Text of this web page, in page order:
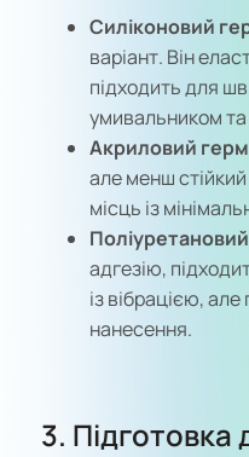
Силіконовий
варіант. Він
підходить для
умивальником
Акриловий
але менш
місць із
адгезію,
із вібрацією,
нанесення.
3. Підготовка